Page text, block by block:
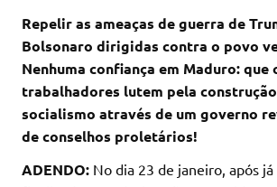
Repelir as ameaças de guerra de
Bolsonaro dirigidas contra o povo
Nenhuma confiança em Maduro: que
trabalhadores lutem pela
socialismo através de um governo
de conselhos proletários!
ADENDO: No dia 23 de janeiro, após